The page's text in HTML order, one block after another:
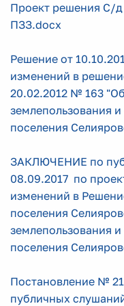
Проект решения С/
ПЗЗ.docx
Решение от
изменений в
20.02.2012 № 163
землепользования и
поселения
ЗАКЛЮЧЕНИЕ по
08.09.2017 по
изменений в
поселения
землепользования и
поселения
Постановление №
публичных